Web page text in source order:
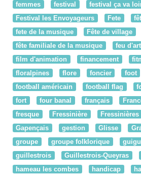
femmes festival
festival ça va
Festival les Envoyageurs
Fete
fete de la musique
Fête de village
fête familiale de la musique
feu
film d'animation
financement
floralpines
flore foncier foot
football américain
football flag
fort
four banal français
fresque
Fressinière Fressinières
Gapençais
gestion Glisse
groupe
groupe folklorique
guillestrois
Guillestrois-Queyras
hameau les combes
handicap